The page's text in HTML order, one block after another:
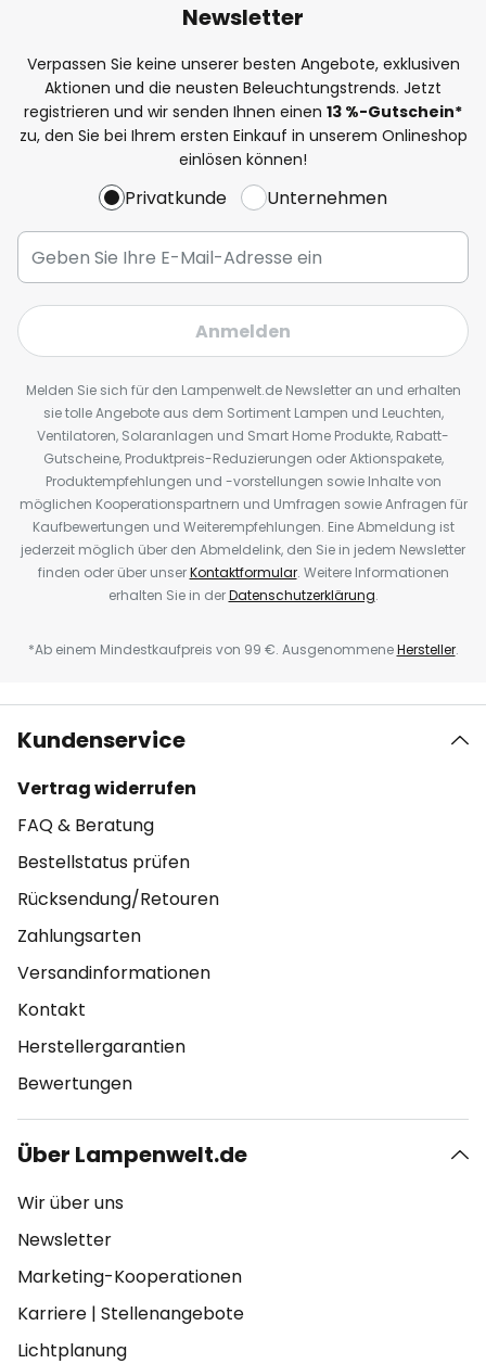
Newsletter
Verpassen Sie keine unserer besten Angebote, exklusiven
Aktionen und die neusten Beleuchtungstrends. Jetzt
registrieren und wir senden Ihnen einen 13 %-Gutschein*
zu, den Sie bei Ihrem ersten Einkauf in unserem Onlineshop
einlösen können!
Privatkunde Unternehmen
Anmelden
Melden Sie sich für den Lampenwelt.de Newsletter an und erhalten
sie tolle Angebote aus dem Sortiment Lampen und Leuchten,
Ventilatoren, Solaranlagen und Smart Home Produkte, Rabatt-
Gutscheine, Produktpreis-Reduzierungen oder Aktionspakete,
Produktempfehlungen und -vorstellungen sowie Inhalte von
möglichen Kooperationspartnern und Umfragen sowie Anfragen für
Kaufbewertungen und Weiterempfehlungen. Eine Abmeldung ist
jederzeit möglich über den Abmeldelink, den Sie in jedem Newsletter
finden oder über unserKontaktformular. Weitere Informationen
erhalten Sie in derDatenschutzerklärung.
*Ab einem Mindestkaufpreis von 99 €. AusgenommeneHersteller.
Kundenservice
Vertrag widerrufen
FAQ & Beratung
Bestellstatus prüfen
Rücksendung/Retouren
Zahlungsarten
Versandinformationen
Kontakt
Herstellergarantien
Bewertungen
Über Lampenwelt.de
Wir über uns
Newsletter
Marketing-Kooperationen
Karriere | Stellenangebote
Lichtplanung